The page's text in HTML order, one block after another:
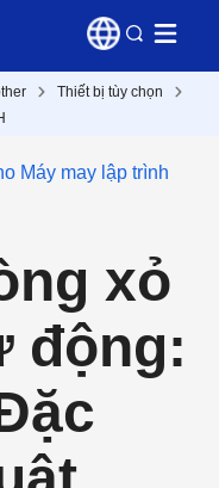
Thiết bị tùy chọn
Máy may lập trình
xỏ
động: